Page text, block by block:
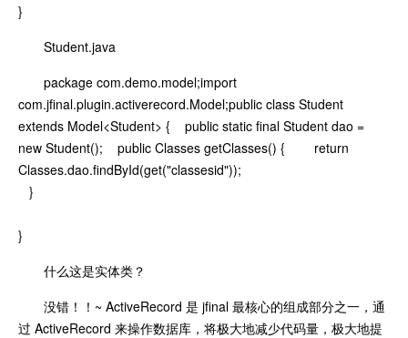
}
Student.java
package com.demo.model;import
com.jfinal.plugin.activerecord.Model;public class Student
extends Model<Student> { public static final Student dao =
new Student(); public Classes getClasses() { return
Classes.dao.findById(get("classesid"));
}
}
什么这是实体类？
没错！！~ ActiveRecord 是 jfinal 最核心的组成部分之一，通
过 ActiveRecord 来操作数据库，将极大地减少代码量，极大地提